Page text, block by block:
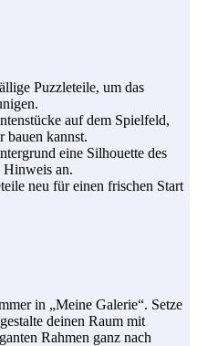
Puzzleteile, um das
auf dem Spielfeld,
bauen kannst.
eine Silhouette des
an.
neu für einen frischen Start
in „Meine Galerie“. Setze
deinen Raum mit
Rahmen ganz nach